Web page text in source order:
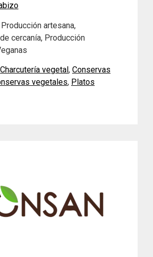
Producción artesana,
cercanía, Producción
Charcutería vegetal, Conservas
vegetales, Platos